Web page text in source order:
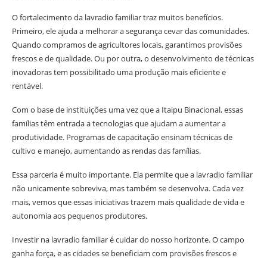
O fortalecimento da lavradio familiar traz muitos benefícios.
Primeiro, ele ajuda a melhorar a segurança cevar das comunidades.
Quando compramos de agricultores locais, garantimos provisões
frescos e de qualidade. Ou por outra, o desenvolvimento de técnicas
inovadoras tem possibilitado uma produção mais eficiente e
rentável.
Com o base de instituições uma vez que a Itaipu Binacional, essas
famílias têm entrada a tecnologias que ajudam a aumentar a
produtividade. Programas de capacitação ensinam técnicas de
cultivo e manejo, aumentando as rendas das famílias.
Essa parceria é muito importante. Ela permite que a lavradio familiar
não unicamente sobreviva, mas também se desenvolva. Cada vez
mais, vemos que essas iniciativas trazem mais qualidade de vida e
autonomia aos pequenos produtores.
Investir na lavradio familiar é cuidar do nosso horizonte. O campo
ganha força, e as cidades se beneficiam com provisões frescos e